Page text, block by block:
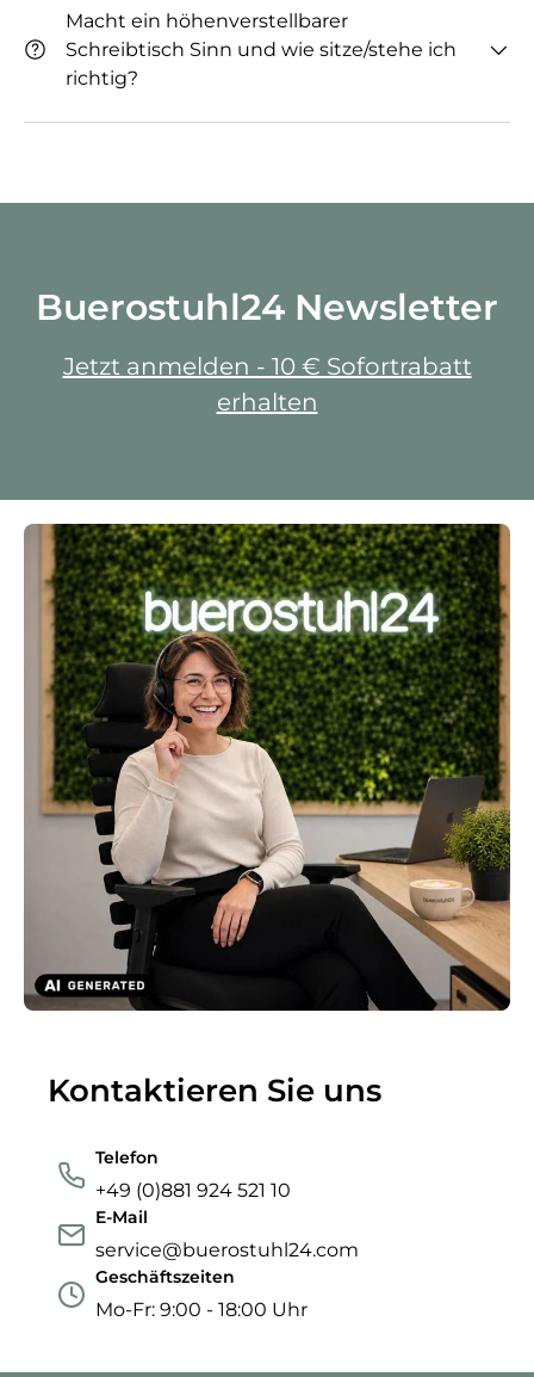
Macht ein höhenverstellbarer
Schreibtisch Sinn und wie sitze/stehe ich
richtig?
Buerostuhl24 Newsletter
Jetzt anmelden - 10 € Sofortrabatt
erhalten
Kontaktieren Sie uns
Telefon
+49 (0)881 924 521 10
E-Mail
service@buerostuhl24.com
Geschäftszeiten
Mo-Fr: 9:00 - 18:00 Uhr